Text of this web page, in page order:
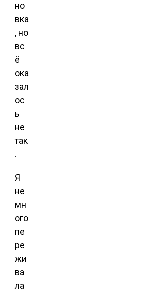
но
вка
, но
вс
ё
ока
зал
ос
ь
не
так
.
Я
не
мн
ого
пе
ре
жи
ва
ла